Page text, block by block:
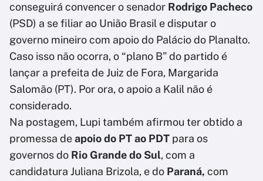
conseguirá convencer o senador Rodrigo Pacheco
(PSD) a se filiar ao União Brasil e disputar o
governo mineiro com apoio do Palácio do Planalto.
Caso isso não ocorra, o “plano B” do partido é
lançar a prefeita de Juiz de Fora, Margarida
Salomão (PT). Por ora, o apoio a Kalil não é
considerado.
Na postagem, Lupi também afirmou ter obtido a
promessa deapoio do PT ao PDT para os
governos do Rio Grande do Sul, com a
candidatura Juliana Brizola, e do Paraná, com